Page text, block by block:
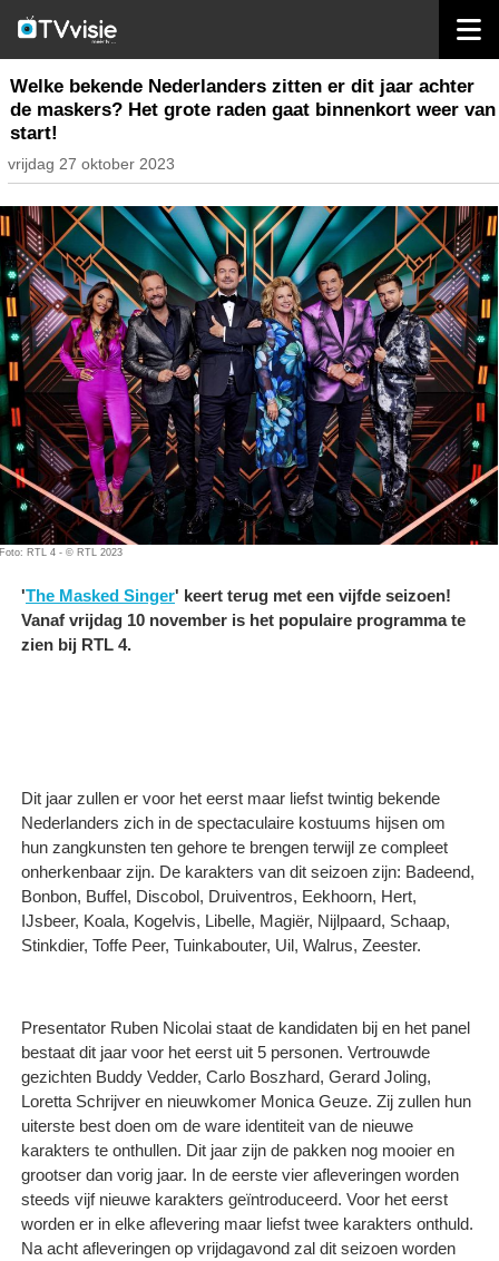
nieuws nederland
Welke bekende Nederlanders zitten er dit jaar achter
de maskers? Het grote raden gaat binnenkort weer van
start!
vrijdag 27 oktober 2023
Foto: RTL 4 - © RTL 2023
'The Masked Singer' keert terug met een vijfde seizoen!
Vanaf vrijdag 10 november is het populaire programma te
zien bij RTL 4.
Dit jaar zullen er voor het eerst maar liefst twintig bekende
Nederlanders zich in de spectaculaire kostuums hijsen om
hun zangkunsten ten gehore te brengen terwijl ze compleet
onherkenbaar zijn. De karakters van dit seizoen zijn: Badeend,
Bonbon, Buffel, Discobol, Druiventros, Eekhoorn, Hert,
IJsbeer, Koala, Kogelvis, Libelle, Magiër, Nijlpaard, Schaap,
Stinkdier, Toffe Peer, Tuinkabouter, Uil, Walrus, Zeester.
Presentator Ruben Nicolai staat de kandidaten bij en het panel
bestaat dit jaar voor het eerst uit 5 personen. Vertrouwde
gezichten Buddy Vedder, Carlo Boszhard, Gerard Joling,
Loretta Schrijver en nieuwkomer Monica Geuze. Zij zullen hun
uiterste best doen om de ware identiteit van de nieuwe
karakters te onthullen. Dit jaar zijn de pakken nog mooier en
grootser dan vorig jaar. In de eerste vier afleveringen worden
steeds vijf nieuwe karakters geïntroduceerd. Voor het eerst
worden er in elke aflevering maar liefst twee karakters onthuld.
Na acht afleveringen op vrijdagavond zal dit seizoen worden